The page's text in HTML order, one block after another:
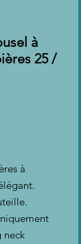
à
25 /
à
neck